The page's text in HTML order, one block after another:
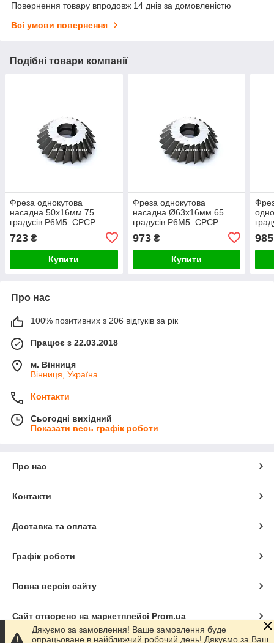
Повернення товару впродовж 14 днів за домовленістю
Всі умови повернення
Подібні товари компанії
Фреза однокутова
насадна 50х16мм 75
градусів Р6М5. СРСР
723 ₴
Купити
Фреза однокутова
насадна Ø63х16мм 65
градусів Р6М5. СРСР
973₴
Купити
985
Про нас
100% позитивних з 206 відгуків за рік
Працює з 22.03.2018
м. Вінниця
Вінниця, Україна
Контакти
Сьогодні вихідний
Показати весь графік роботи
Про нас
Контакти
Доставка та оплата
Графік роботи
Повна версія сайту
Сайт створено на маркетплейсі Prom.ua
Дякуємо за замовлення! Ваше замовлення буде
опрацьоване в найближчий робочий день! Дякуємо за Ваш